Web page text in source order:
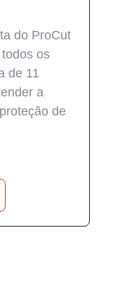
do ProCut
os
de 11
a
de